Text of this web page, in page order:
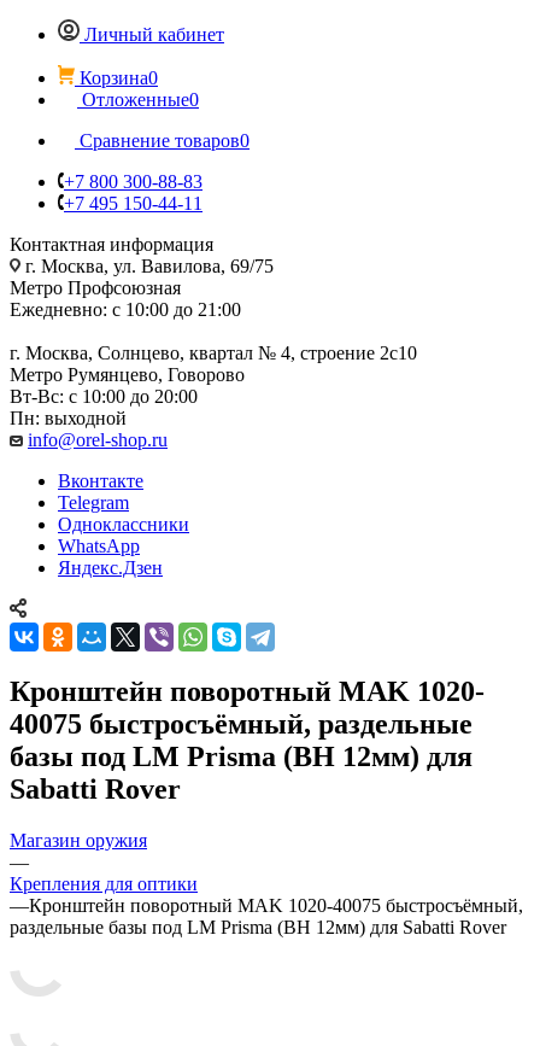
Личный кабинет
Корзина0
Отложенные0
Сравнение товаров0
+7 800 300-88-83
+7 495 150-44-11
Контактная информация
г. Москва, ул. Вавилова, 69/75
Метро Профсоюзная
Ежедневно: с 10:00 до 21:00
г. Москва, Солнцево, квартал № 4, строение 2с10
Метро Румянцево, Говорово
Вт-Вс: с 10:00 до 20:00
Пн: выходной
info@orel-shop.ru
Вконтакте
Telegram
Одноклассники
WhatsApp
Яндекс.Дзен
Кронштейн поворотный MAK 1020-
40075 быстросъёмный, раздельные
базы под LM Prisma (BH 12мм) для
Sabatti Rover
Магазин оружия
—
Крепления для оптики
—Кронштейн поворотный MAK 1020-40075 быстросъёмный,
раздельные базы под LM Prisma (BH 12мм) для Sabatti Rover